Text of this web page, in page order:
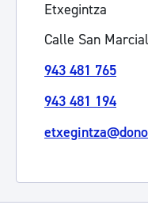
Etxegintza
Calle San
943 481 765
943 481 194